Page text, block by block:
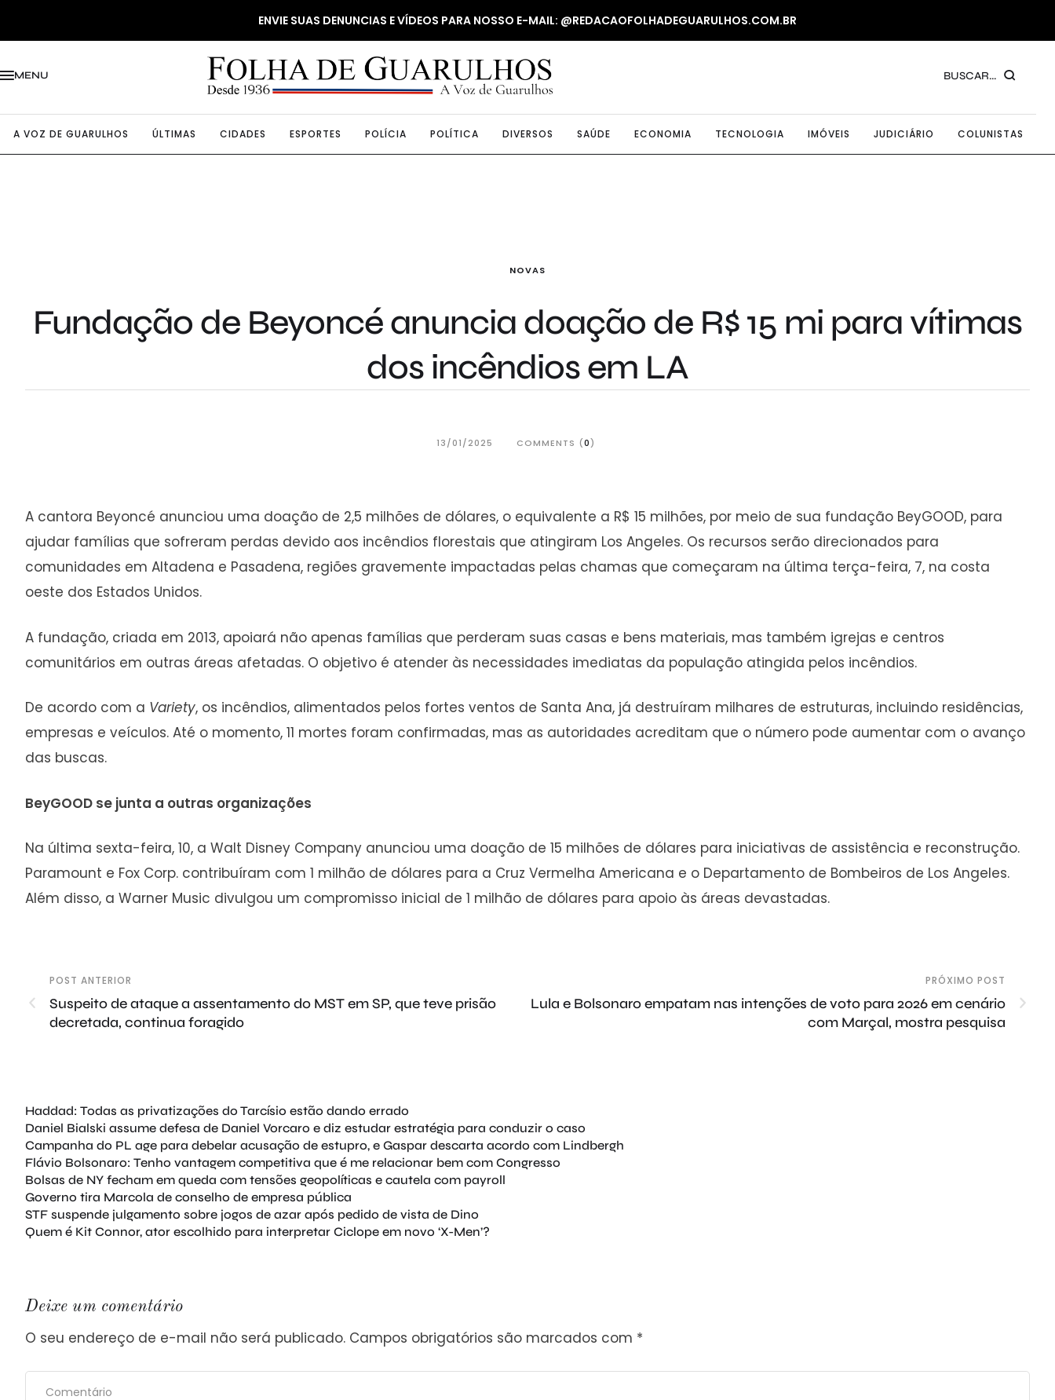
ENVIE SUAS DENUNCIAS E VÍDEOS PARA NOSSO E-MAIL: @REDACAOFOLHADEGUARULHOS.COM.BR
MENU BUSCAR...
A VOZ DE GUARULHOS ÚLTIMAS CIDADES ESPORTES POLÍCIA POLÍTICA DIVERSOS SAÚDE ECONOMIA TECNOLOGIA IMÓVEIS JUDICIÁRIO COLUNISTAS
NOVAS
Fundação de Beyoncé anuncia doação de R$ 15 mi para vítimas
dos incêndios em LA
13/01/2025 COMMENTS (0)
A cantora Beyoncé anunciou uma doação de 2,5 milhões de dólares, o equivalente a R$ 15 milhões, por meio de sua fundação BeyGOOD, para
ajudar famílias que sofreram perdas devido aos incêndios florestais que atingiram Los Angeles. Os recursos serão direcionados para
comunidades em Altadena e Pasadena, regiões gravemente impactadas pelas chamas que começaram na última terça-feira, 7, na costa
oeste dos Estados Unidos.
A fundação, criada em 2013, apoiará não apenas famílias que perderam suas casas e bens materiais, mas também igrejas e centros
comunitários em outras áreas afetadas. O objetivo é atender às necessidades imediatas da população atingida pelos incêndios.
De acordo com a Variety, os incêndios, alimentados pelos fortes ventos de Santa Ana, já destruíram milhares de estruturas, incluindo residências,
empresas e veículos. Até o momento, 11 mortes foram confirmadas, mas as autoridades acreditam que o número pode aumentar com o avanço
das buscas.
BeyGOOD se junta a outras organizações
Na última sexta-feira, 10, a Walt Disney Company anunciou uma doação de 15 milhões de dólares para iniciativas de assistência e reconstrução.
Paramount e Fox Corp. contribuíram com 1 milhão de dólares para a Cruz Vermelha Americana e o Departamento de Bombeiros de Los Angeles.
Além disso, a Warner Music divulgou um compromisso inicial de 1 milhão de dólares para apoio às áreas devastadas.
POST ANTERIOR
Suspeito de ataque a assentamento do MST em SP, que teve prisão
decretada, continua foragido
PRÓXIMO POST
Lula e Bolsonaro empatam nas intenções de voto para 2026 em cenário
com Marçal, mostra pesquisa
Haddad: Todas as privatizações do Tarcísio estão dando errado
Daniel Bialski assume defesa de Daniel Vorcaro e diz estudar estratégia para conduzir o caso
Campanha do PL age para debelar acusação de estupro, e Gaspar descarta acordo com Lindbergh
Flávio Bolsonaro: Tenho vantagem competitiva que é me relacionar bem com Congresso
Bolsas de NY fecham em queda com tensões geopolíticas e cautela com payroll
Governo tira Marcola de conselho de empresa pública
STF suspende julgamento sobre jogos de azar após pedido de vista de Dino
Quem é Kit Connor, ator escolhido para interpretar Ciclope em novo ‘X-Men’?
Deixe um comentário
O seu endereço de e-mail não será publicado. Campos obrigatórios são marcados com *